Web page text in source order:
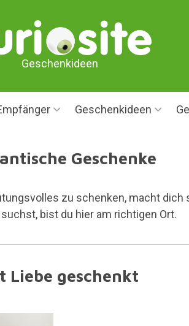
Geschenkideen
Geschenkideen
Geschenke
zu schenken, macht
bist du hier am richtigen Ort.
Liebe geschenkt